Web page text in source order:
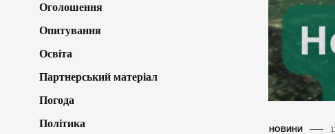
НОВИНИ
Оголошення
Опитування
Освіта
Партнерський матеріал
Погода
Політика